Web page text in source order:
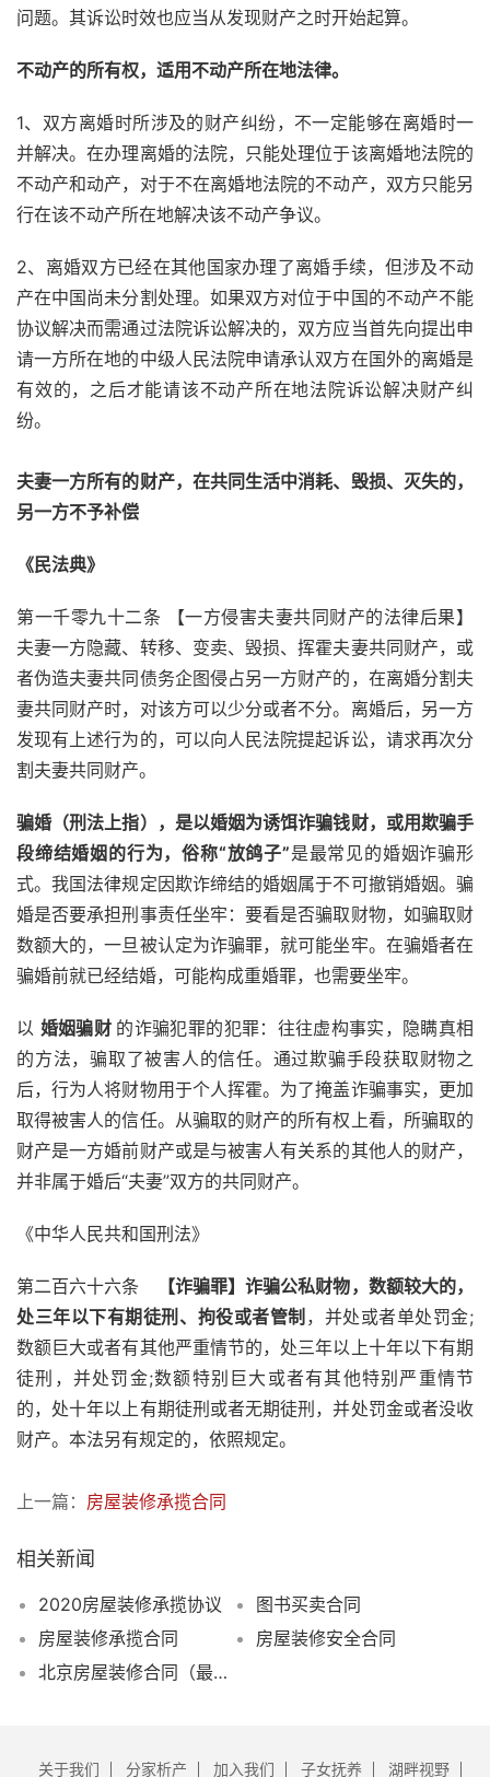
问题。其诉讼时效也应当从发现财产之时开始起算。
不动产的所有权，适用不动产所在地法律。
1、双方离婚时所涉及的财产纠纷，不一定能够在离婚时一
并解决。在办理离婚的法院，只能处理位于该离婚地法院的
不动产和动产，对于不在离婚地法院的不动产，双方只能另
行在该不动产所在地解决该不动产争议。
2、离婚双方已经在其他国家办理了离婚手续，但涉及不动
产在中国尚未分割处理。如果双方对位于中国的不动产不能
协议解决而需通过法院诉讼解决的，双方应当首先向提出申
请一方所在地的中级人民法院申请承认双方在国外的离婚是
有效的，之后才能请该不动产所在地法院诉讼解决财产纠
纷。
夫妻一方所有的财产，在共同生活中消耗、毁损、灭失的，
另一方不予补偿
《民法典》
第一千零九十二条 【一方侵害夫妻共同财产的法律后果】
夫妻一方隐藏、转移、变卖、毁损、挥霍夫妻共同财产，或
者伪造夫妻共同债务企图侵占另一方财产的，在离婚分割夫
妻共同财产时，对该方可以少分或者不分。离婚后，另一方
发现有上述行为的，可以向人民法院提起诉讼，请求再次分
割夫妻共同财产。
骗婚（刑法上指），是以婚姻为诱饵诈骗钱财，或用欺骗手
段缔结婚姻的行为，俗称“放鸽子”是最常见的婚姻诈骗形
式。我国法律规定因欺诈缔结的婚姻属于不可撤销婚姻。骗
婚是否要承担刑事责任坐牢：要看是否骗取财物，如骗取财
数额大的，一旦被认定为诈骗罪，就可能坐牢。在骗婚者在
骗婚前就已经结婚，可能构成重婚罪，也需要坐牢。
以 婚姻骗财 的诈骗犯罪的犯罪：往往虚构事实，隐瞒真相
的方法，骗取了被害人的信任。通过欺骗手段获取财物之
后，行为人将财物用于个人挥霍。为了掩盖诈骗事实，更加
取得被害人的信任。从骗取的财产的所有权上看，所骗取的
财产是一方婚前财产或是与被害人有关系的其他人的财产，
并非属于婚后“夫妻”双方的共同财产。
《中华人民共和国刑法》
第二百六十六条
【诈骗罪】诈骗公私财物，数额较大的，
处三年以下有期徒刑、拘役或者管制 ，并处或者单处罚金;
数额巨大或者有其他严重情节的，处三年以上十年以下有期
徒刑，并处罚金;数额特别巨大或者有其他特别严重情节
的，处十年以上有期徒刑或者无期徒刑，并处罚金或者没收
财产。本法另有规定的，依照规定。
上一篇： 房屋装修承揽合同
相关新闻
2020房屋装修承揽协议
图书买卖合同
房屋装修承揽合同
房屋装修安全合同
北京房屋装修合同（最新标准版）
关于我们 分家析产 加入我们 子女抚养 湖畔视野